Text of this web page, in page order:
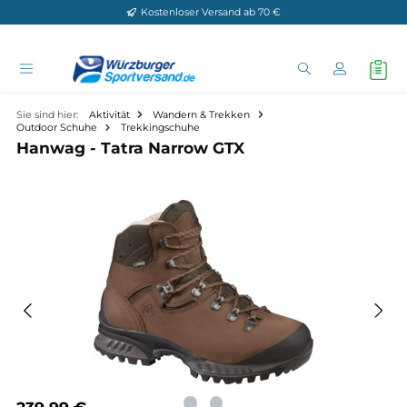
Zum Hauptinhalt springenKostenloser Versand ab 70 €
Sie sind hier: Aktivität
Wandern & Trekken
Outdoor Schuhe
Trekkingschuhe
Hanwag - Tatra Narrow GTX
Bildergalerie überspringen